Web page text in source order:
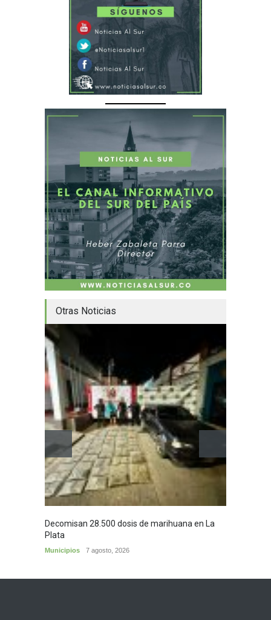
Otras Noticias
Decomisan 28.500 dosis de marihuana en La
Plata
Municipios 7 agosto, 2026